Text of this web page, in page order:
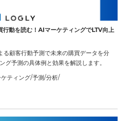
動を読む！AIマーケティングでLTV向上
顧客行動予測で未来の購買データを分
グ予測の具体例と効果を解説します。
ティング/予測/分析/